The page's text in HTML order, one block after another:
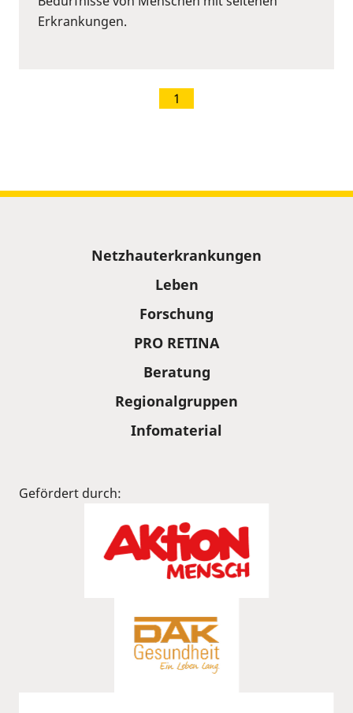
Erkrankungen.
1
Netzhauterkrankungen
Leben
Forschung
PRO RETINA
Beratung
Regionalgruppen
Infomaterial
Gefördert durch: